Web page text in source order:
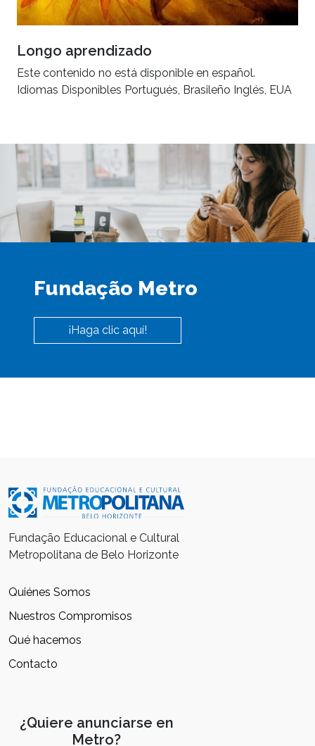
Longo aprendizado
Este contenido no está disponible en español.
Idiomas Disponibles Portugués, Brasileño Inglés, EUA
Fundação Metro
¡Haga clic aquí!
Fundação Educacional e Cultural
Metropolitana de Belo Horizonte
Quiénes Somos
Nuestros Compromisos
Qué hacemos
Contacto
¿Quiere anunciarse en
Metro?